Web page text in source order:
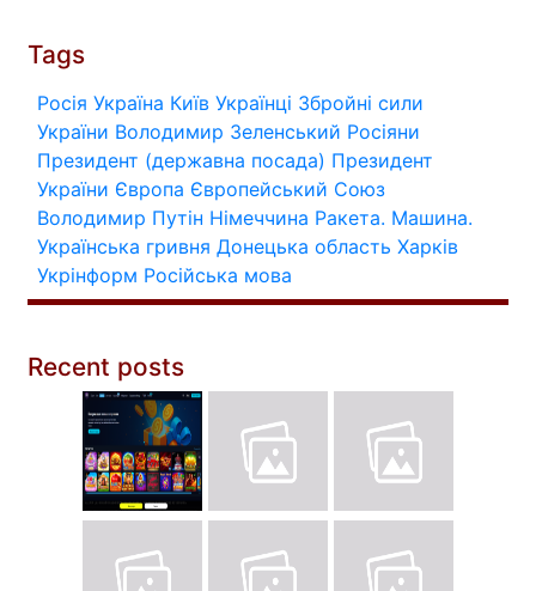
Tags
Росія Україна Київ Українці Збройні сили
України Володимир Зеленський Росіяни
Президент (державна посада) Президент
України Європа Європейський Союз
Володимир Путін Німеччина Ракета. Машина.
Українська гривня Донецька область Харків
Укрінформ Російська мова
Recent posts